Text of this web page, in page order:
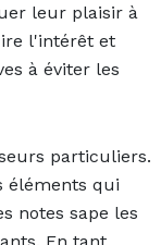
leur plaisir à
l'intérêt et
à éviter les
particuliers.
éléments qui
notes sape les